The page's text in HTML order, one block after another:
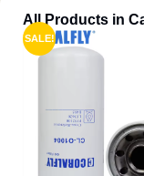
All Products in
SALE!